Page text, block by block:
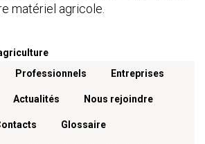
matériel agricole.
Professionnels Entreprises
Actualités Nous rejoindre
Glossaire